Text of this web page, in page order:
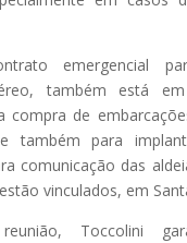
emergencial
também está
compra de
também para
comunicação das
vinculados, em
Toccolini